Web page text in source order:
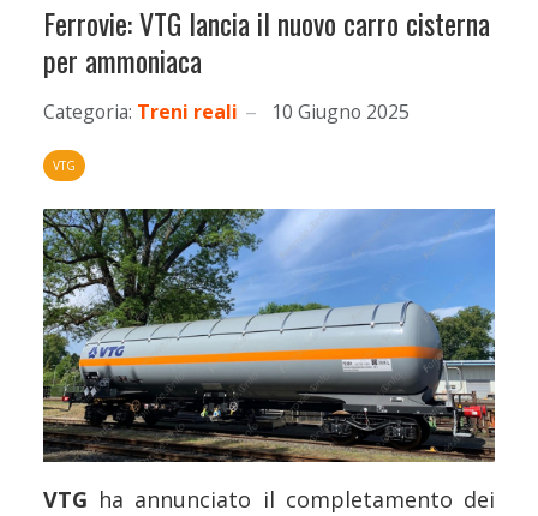
Ferrovie: VTG lancia il nuovo carro cisterna
per ammoniaca
Categoria: Treni reali 10 Giugno 2025
VTG
VTG ha annunciato il completamento dei